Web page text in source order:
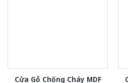
Cửa Gỗ Chống Cháy MDF